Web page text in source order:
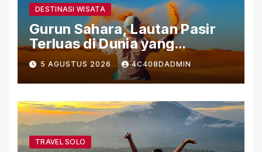
DESTINASI WISATA
Gurun Sahara, Lautan Pasir
Terluas di Dunia yang
Menyimpan Kehidupan dan
Sejarah
5 AGUSTUS 2026 4C408DADMIN
TRAVEL SOLO